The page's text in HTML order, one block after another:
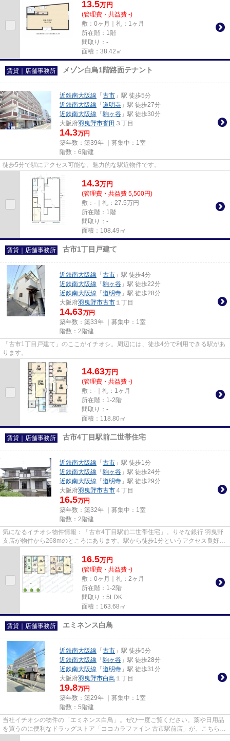
13.5万円
(管理費・共益費 -)
敷：0ヶ月｜礼：1ヶ月
所在階：1階
間取り：-
面積：38.42㎡
賃貸｜店舗事務所 メゾン白鳥1階路面テナント
近鉄南大阪線 「 古市 」駅 徒歩5分
近鉄南大阪線 「 道明寺 」駅 徒歩27分
近鉄南大阪線 「駒ヶ谷 」駅 徒歩30分
大阪府羽曳野市誉田 ３丁目
14.3万円
築年数：築39年 ｜募集中： 1室
階数：6階建
徒歩5分で駅にアクセス可能な、魅力的な駅近物件です。
14.3万円
(管理費・共益費 5,500円)
敷：-｜礼：27.5万円
所在階：1階
間取り：-
面積：108.49㎡
賃貸｜店舗事務所 古市1丁目戸建て
近鉄南大阪線 「 古市 」駅 徒歩4分
近鉄南大阪線 「駒ヶ谷 」駅 徒歩22分
近鉄南大阪線 「 道明寺 」駅 徒歩28分
大阪府羽曳野市古市 １丁目
14.63万円
築年数：築33年 ｜募集中： 1室
階数：2階建
「古市1丁目戸建て」のここがイチオシ。周辺には、徒歩4分で利用できる駅があ
ります。
14.63万円
(管理費・共益費 -)
敷：-｜礼：1ヶ月
所在階：1-2階
間取り：-
面積：118.80㎡
賃貸｜店舗事務所 古市4丁目駅前二世帯住宅
近鉄南大阪線 「 古市 」駅 徒歩1分
近鉄南大阪線 「駒ヶ谷 」駅 徒歩24分
近鉄南大阪線 「 道明寺 」駅 徒歩29分
大阪府羽曳野市古市 ４丁目
16.5万円
築年数：築32年 ｜募集中： 1室
階数：2階建
気になるイチオシ物件情報：「古市4丁目駅前二世帯住宅」。りそな銀行 羽曳野
支店が物件から268mのところにあります。駅から徒歩1分というアクセス良好な
16.5万円
(管理費・共益費 -)
敷：0ヶ月｜礼：2ヶ月
所在階：1-2階
間取り：5LDK
面積：163.68㎡
賃貸｜店舗事務所 エミネンス白鳥
近鉄南大阪線 「 古市 」駅 徒歩5分
近鉄南大阪線 「駒ヶ谷 」駅 徒歩28分
近鉄南大阪線 「 道明寺 」駅 徒歩31分
大阪府羽曳野市白鳥 １丁目
19.8万円
築年数：築29年 ｜募集中： 1室
階数：5階建
当社イチオシの物件の「エミネンス白鳥」。ぜひ一度ご覧ください。薬や日用品
を買うのに便利なドラッグストア「ココカラファイン 古市駅前店」が、こちらの